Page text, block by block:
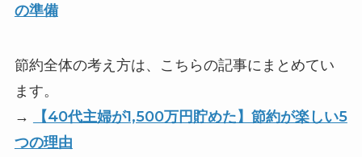
の準備
節約全体の考え方は、こちらの記事にまとめてい
ます。
→
【40代主婦が1,500万円貯めた】節約が楽しい5
つの理由